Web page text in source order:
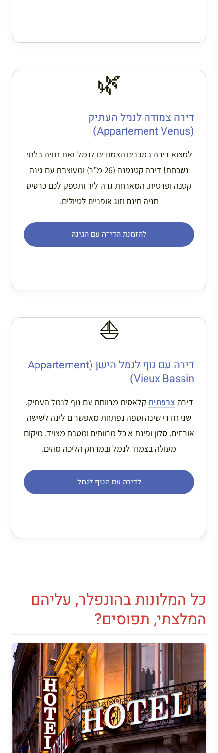
🌿
דירה צמודה לנמל העתיק
(Appartement Venus)
למצוא דירה במבנים הצמודים לנמל זאת חוויה בלתי
נשכחת! דירה קטנטנה (26 מ”ר) ומעוצבת עם גינה
קטנה ופרטית. המארחת גרה ליד ותספק לכם כרטיס
חניה חינם וזוג אופניים לטיולים.
להזמנת הדירה עם הגינה
⛵
דירה עם נוף לנמל הישן (Appartement
Vieux Bassin)
דירה צרפתית קלאסית מרווחת עם נוף לנמל העתיק.
שני חדרי שינה וספה נפתחת מאפשרים לינה לשישה
אורחים. סלון ופינת אוכל מרווחים ומטבח מצויד. מיקום
מעולה בצמוד לנמל ובמרחק הליכה מהים.
לדירה עם הנוף לנמל
כל המלונות בהונפלר, עליהם
המלצתי, תפוסים?